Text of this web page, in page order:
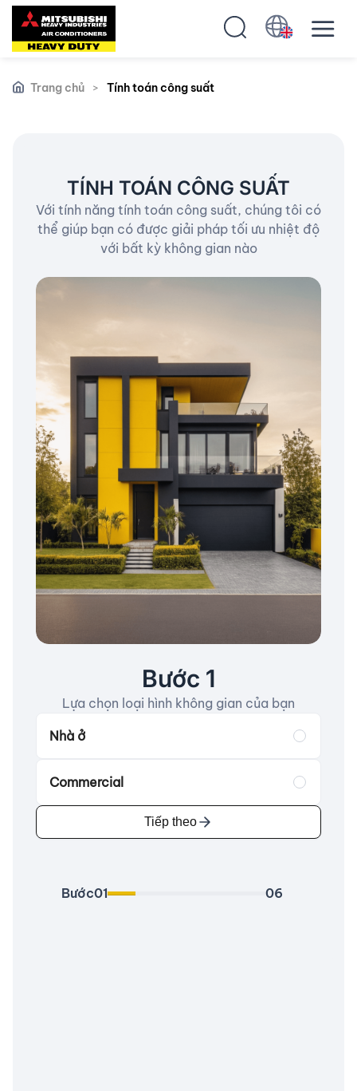
Trang chủ > Tính toán công suất
TÍNH TOÁN CÔNG SUẤT
Với tính năng tính toán công suất, chúng tôi có
thể giúp bạn có được giải pháp tối ưu nhiệt độ
với bất kỳ không gian nào
Bước 1
Lựa chọn loại hình không gian của bạn
Nhà ở
Commercial
Tiếp theo
Bước01 06